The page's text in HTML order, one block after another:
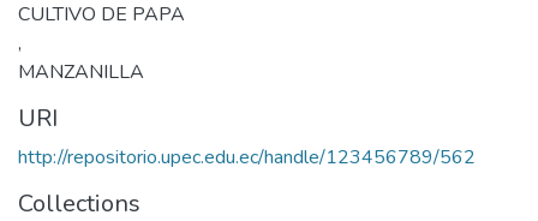
CULTIVO DE PAPA
,
MANZANILLA
URI
http://repositorio.upec.edu.ec/handle/123456789/562
Collections